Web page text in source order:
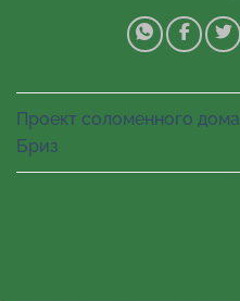
Проект соломенного дома
Бриз